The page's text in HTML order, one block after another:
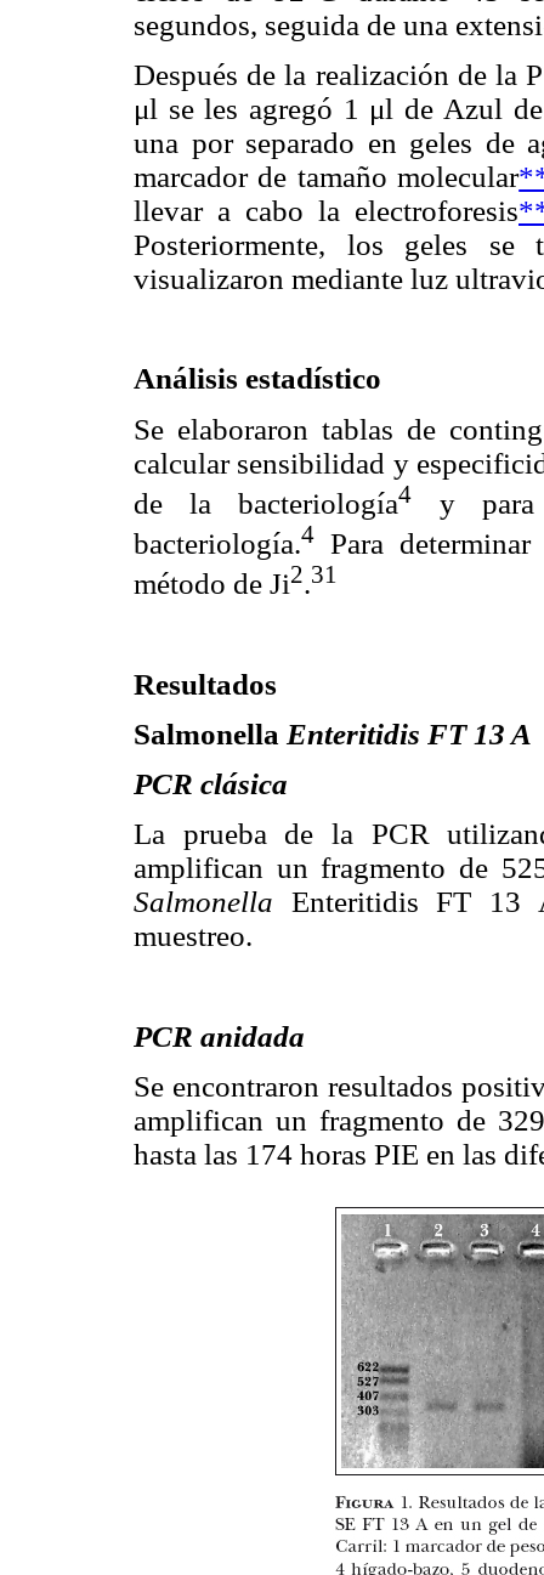
segundos, seguida de una
Después de la realización de la
μl se les agregó 1 μl de Azul
una por separado en geles de
marcador de tamaño molecular
llevar a cabo la electroforesis
Posteriormente, los geles
visualizaron mediante luz
Análisis estadístico
Se elaboraron tablas de
calcular sensibilidad y
de la bacteriología4
y para
bacteriología.4 Para
método de Ji2.31
Resultados
Salmonella Enteritidis FT 13 A
PCR clásica
La prueba de la PCR
amplifican un fragmento de
Salmonella Enteritidis FT 13
muestreo.
PCR anidada
Se encontraron resultados
amplifican un fragmento de
hasta las 174 horas PIE en las